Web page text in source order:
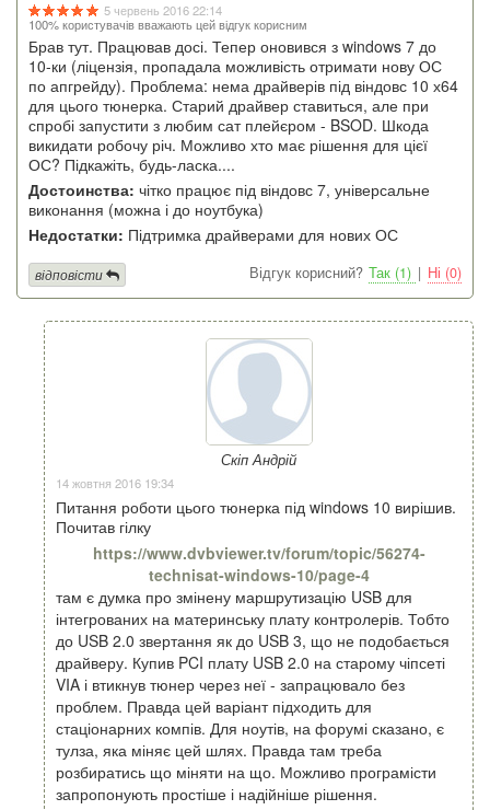
5 червень 2016 22:14
100% користувачів вважають цей відгук корисним
Брав тут. Працював досі. Тепер оновився з windows 7 до
10-ки (ліцензія, пропадала можливість отримати нову ОС
по апгрейду). Проблема: нема драйверів під віндовс 10 х64
для цього тюнерка. Старий драйвер ставиться, але при
спробі запустити з любим сат плейєром - BSOD. Шкода
викидати робочу річ. Можливо хто має рішення для цієї
ОС? Підкажіть, будь-ласка....
Достоинства: чітко працює під віндовс 7, універсальне
виконання (можна і до ноутбука)
Недостатки: Підтримка драйверами для нових ОС
Відгук корисний? Так (1) | Ні (0)
відповісти
Скіп Андрій
14 жовтня 2016 19:34
Питання роботи цього тюнерка під windows 10 вирішив.
Почитав гілку
https://www.dvbviewer.tv/forum/topic/56274-
technisat-windows-10/page-4
там є думка про змінену маршрутизацію USB для
інтегрованих на материнську плату контролерів. Тобто
до USB 2.0 звертання як до USB 3, що не подобається
драйверу. Купив PCI плату USB 2.0 на старому чіпсеті
VIA і втикнув тюнер через неї - запрацювало без
проблем. Правда цей варіант підходить для
стаціонарних компів. Для ноутів, на форумі сказано, є
тулза, яка міняє цей шлях. Правда там треба
розбиратись що міняти на що. Можливо програмісти
запропонують простіше і надійніше рішення.